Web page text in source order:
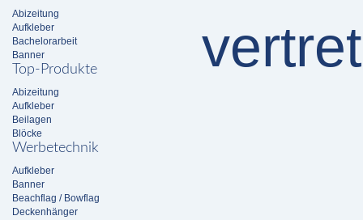
Abizeitung
Aufkleber
Bachelorarbeit
Banner
Top-Produkte
Abizeitung
Aufkleber
Beilagen
Blöcke
Werbetechnik
Aufkleber
Banner
Beachflag / Bowflag
Deckenhänger